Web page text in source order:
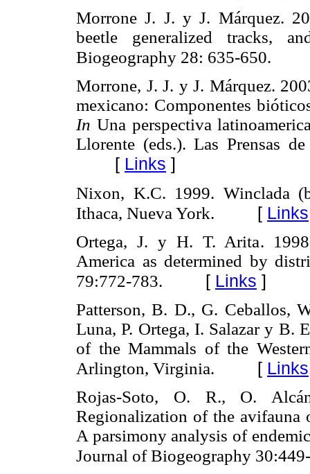
Morrone J. J. y J. Márquez.
beetle generalized tracks,
Biogeography 28: 635-650.
Morrone, J. J. y J. Márquez.
mexicano: Componentes
In Una perspectiva
Llorente (eds.). Las Prensas
[ Links ]
Nixon, K.C. 1999. Winclada
Ithaca, Nueva York.
[ Links
Ortega, J. y H. T. Arita.
America as determined by
79:772-783.
[ Links ]
Patterson, B. D., G. Ceballos,
Luna, P. Ortega, I. Salazar y B.
of the Mammals of the
Arlington, Virginia.
[ Links
Rojas-Soto, O. R., O.
Regionalization of the
A parsimony analysis of
Journal of Biogeography